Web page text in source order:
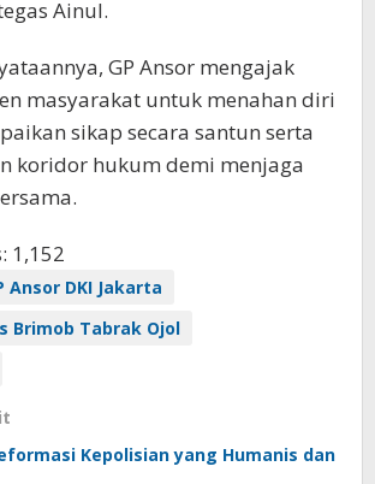
Ainul.
GP Ansor mengajak
masyarakat untuk menahan diri
sikap secara santun serta
koridor hukum demi menjaga
1,152
Ansor DKI Jakarta
Brimob Tabrak Ojol
Kepolisian yang Humanis dan